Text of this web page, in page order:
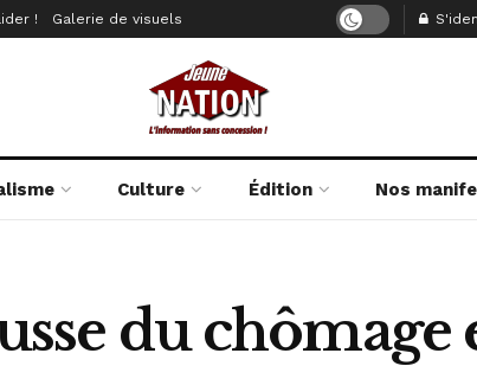
! Galerie de visuels
Culture Édition Nos
du chômage